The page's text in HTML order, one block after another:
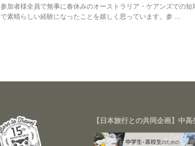
参加者様全員で無事に春休みのオーストラリア・ケアンズでの
で素晴らしい経験になったことを嬉しく思っています。参 ...
【日本旅行との共同企画】中